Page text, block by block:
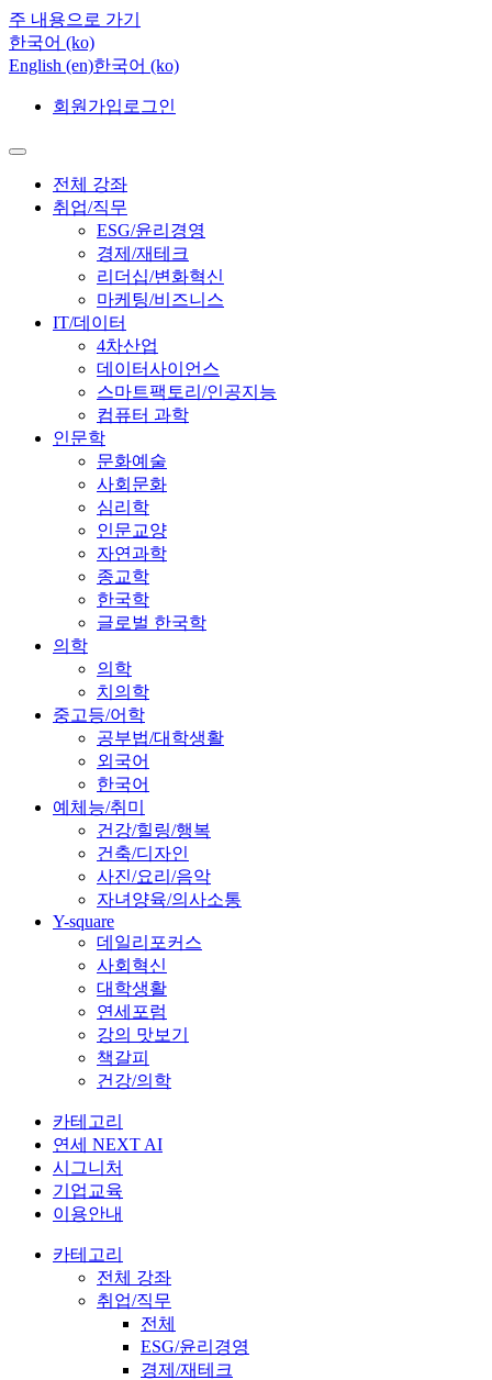
주 내용으로 가기
한국어 ‎(ko)‎
English ‎(en)‎한국어 ‎(ko)‎
회원가입 로그인
전체 강좌
취업/직무
ESG/윤리경영
경제/재테크
리더십/변화혁신
마케팅/비즈니스
IT/데이터
4차산업
데이터사이언스
스마트팩토리/인공지능
컴퓨터 과학
인문학
문화예술
사회문화
심리학
인문교양
자연과학
종교학
한국학
글로벌 한국학
의학
의학
치의학
중고등/어학
공부법/대학생활
외국어
한국어
예체능/취미
건강/힐링/행복
건축/디자인
사진/요리/음악
자녀양육/의사소통
Y-square
데일리포커스
사회혁신
대학생활
연세포럼
강의 맛보기
책갈피
건강/의학
카테고리
연세 NEXT AI
시그니처
기업교육
이용안내
카테고리
전체 강좌
취업/직무
전체
ESG/윤리경영
경제/재테크